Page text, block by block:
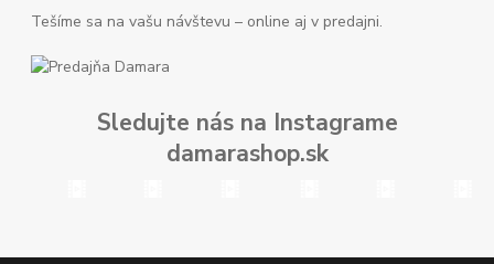
Tešíme sa na vašu návštevu – online aj v predajni.
Sledujte nás na Instagrame
damarashop.sk